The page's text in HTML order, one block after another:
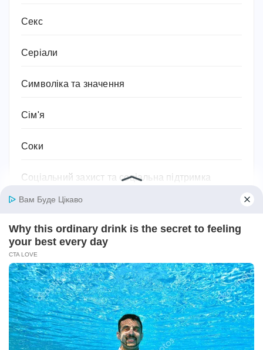
Секс
Серіали
Символіка та значення
Сім'я
Соки
Соціальний захист та соціальна підтримка
Спортивне харчування
Супільство
Тваринництво
Технології, техніка та гаджети